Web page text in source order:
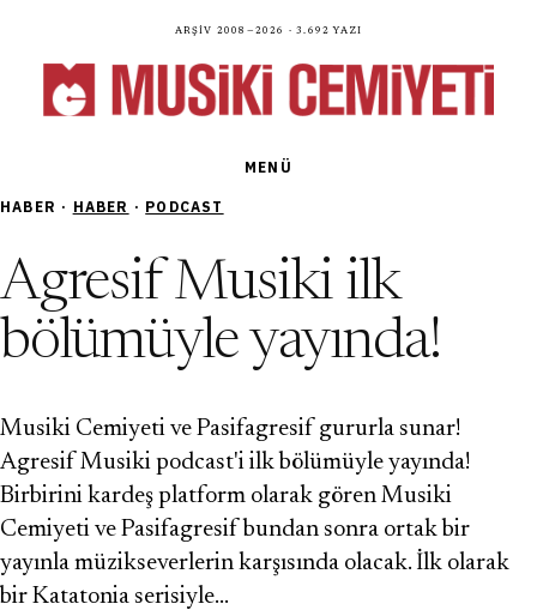
Arşiv 2008—2026 · 3.692 yazı
MENÜ
HABER · HABER · PODCAST
Agresif Musiki ilk
bölümüyle yayında!
Musiki Cemiyeti ve Pasifagresif gururla sunar!
Agresif Musiki podcast'i ilk bölümüyle yayında!
Birbirini kardeş platform olarak gören Musiki
Cemiyeti ve Pasifagresif bundan sonra ortak bir
yayınla müzikseverlerin karşısında olacak. İlk olarak
bir Katatonia serisiyle…